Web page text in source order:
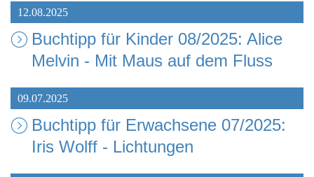
12.08.2025
Buchtipp für Kinder 08/2025: Alice
Melvin - Mit Maus auf dem Fluss
09.07.2025
Buchtipp für Erwachsene 07/2025:
Iris Wolff - Lichtungen